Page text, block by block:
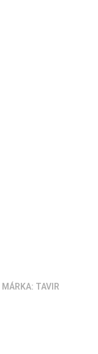
MÁRKA: TAVIR